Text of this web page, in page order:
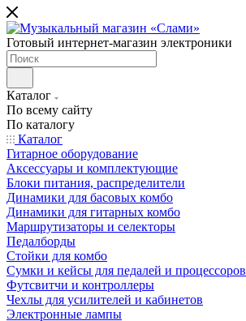
Готовый интернет-магазин электроники
Каталог
По всему сайту
По каталогу
Каталог
Гитарное оборудование
Аксессуары и комплектующие
Блоки питания, распределители
Динамики для басовых комбо
Динамики для гитарных комбо
Маршрутизаторы и селекторы
Педалборды
Стойки для комбо
Сумки и кейсы для педалей и процессоров
Футсвитчи и контроллеры
Чехлы для усилителей и кабинетов
Электронные лампы